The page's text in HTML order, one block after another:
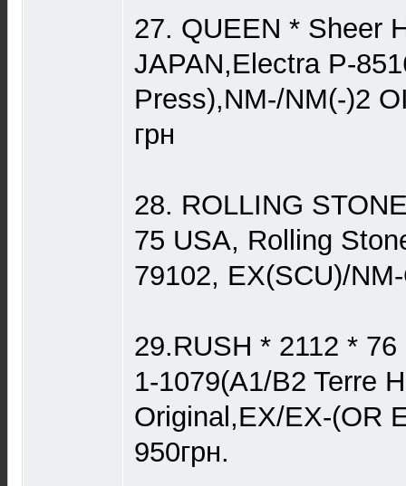
27. QUEEN * Sheer
JAPAN,Electra P-
Press),NM-/NM(-)2
грн
28. ROLLING
75 USA, Rolling
79102, EX(SCU)/
29.RUSH * 2112 *
1-1079(A1/B2 Terre
Original,EX/EX-(OR
950грн.